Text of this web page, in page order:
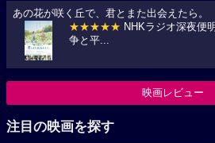
あの花が咲く丘で、君とまた出会えたら。
★★★★★ NHKラジオ深夜便
争と平...
映画レビュー
注目の映画を探す